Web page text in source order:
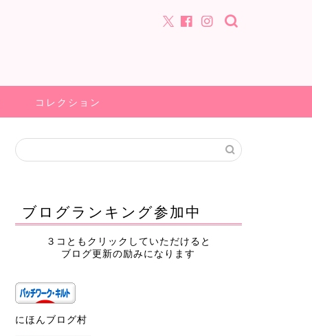
コレクション
ブログランキング参加中
３コともクリックしていただけると
ブログ更新の励みになります
にほんブログ村